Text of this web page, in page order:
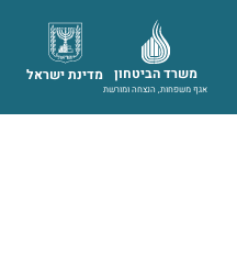
מדינת ישראל משרד הביטחון
אגף משפחות, הנצחה ומורשת